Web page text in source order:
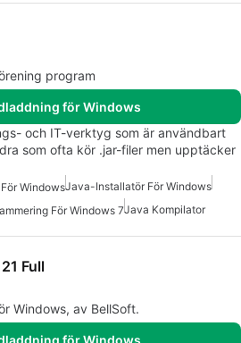
program
för Windows
och IT-verktyg som är användbart
som ofta kör .jar-filer men upptäcker
WindowsJava-Installatör För Windows
För Windows 7Java Kompilator
Full
Windows, av BellSoft.